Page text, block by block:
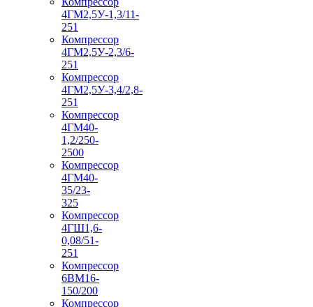
4ГМ2,5У-1,3/11-
251
Компрессор
4ГМ2,5У-2,3/6-
251
Компрессор
4ГМ2,5У-3,4/2,8-
251
Компрессор
4ГМ40-
1,2/250-
2500
Компрессор
4ГМ40-
35/23-
325
Компрессор
4ГШ1,6-
0,08/51-
251
Компрессор
6ВМ16-
150/200
Компрессор